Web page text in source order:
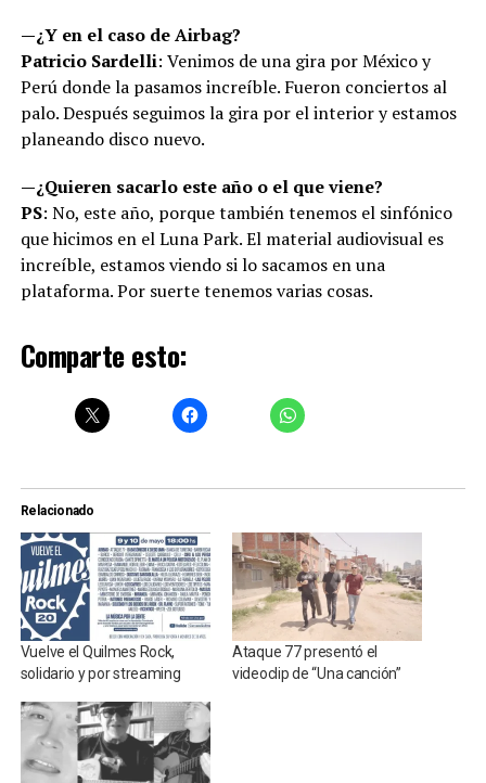
—¿Y en el caso de Airbag?
Patricio Sardelli: Venimos de una gira por México y
Perú donde la pasamos increíble. Fueron conciertos al
palo. Después seguimos la gira por el interior y estamos
planeando disco nuevo.
—¿Quieren sacarlo este año o el que viene?
PS: No, este año, porque también tenemos el sinfónico
que hicimos en el Luna Park. El material audiovisual es
increíble, estamos viendo si lo sacamos en una
plataforma. Por suerte tenemos varias cosas.
Comparte esto:
Relacionado
Vuelve el Quilmes Rock,
solidario y por streaming
Ataque 77 presentó el
videoclip de “Una canción”